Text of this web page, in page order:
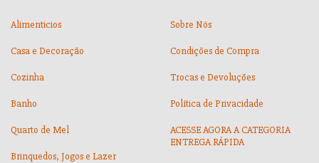
Alimenticios
Casa e Decoração
Cozinha
Banho
Quarto de Mel
Brinquedos, Jogos e Lazer
Sobre Nós
Condições de Compra
Trocas e Devoluções
Política de Privacidade
ACESSE AGORA A CATEGORIA
ENTREGA RÁPIDA